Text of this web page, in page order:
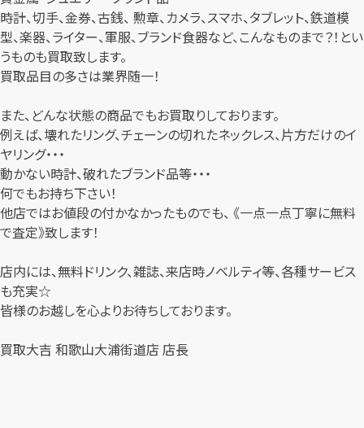
時計、切手、金券、古銭、 勲章、カメラ、スマホ、タブレット、鉄道模
型、楽器、ライター、軍服、ブランド食器など、こんなものまで？！とい
うものも買取致します。
買取品目の多さは業界随一！
また、どんな状態の商品でもお買取りしております。
例えば、壊れたリング、チェーンの切れたネックレス、片方だけのイ
ヤリング・・・
動かない時計、破れたブランド品等・・・
何でもお持ち下さい！
他店ではお値段の付かなかったものでも、 《一点一点丁寧に無料
で査定》致します！
店内には、無料ドリンク、雑誌、来店時ノベルティ等、各種サービス
も充実☆
皆様のお越しを心よりお待ちしております。
買取大吉 和歌山大浦街道店 店長